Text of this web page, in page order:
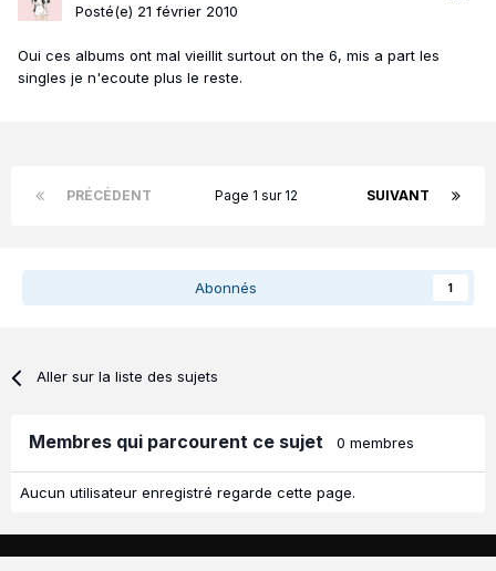
Posté(e) 21 février 2010
Oui ces albums ont mal vieillit surtout on the 6, mis a part les
singles je n'ecoute plus le reste.
PRÉCÉDENT SUIVANT
Page 1 sur 12
Abonnés 1
Aller sur la liste des sujets
Membres qui parcourent ce sujet 0 membres
Aucun utilisateur enregistré regarde cette page.